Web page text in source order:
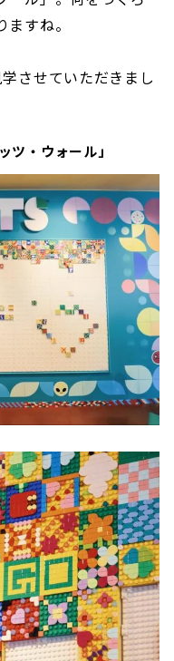
すね。
させていただきまし
ツ・ウォール」